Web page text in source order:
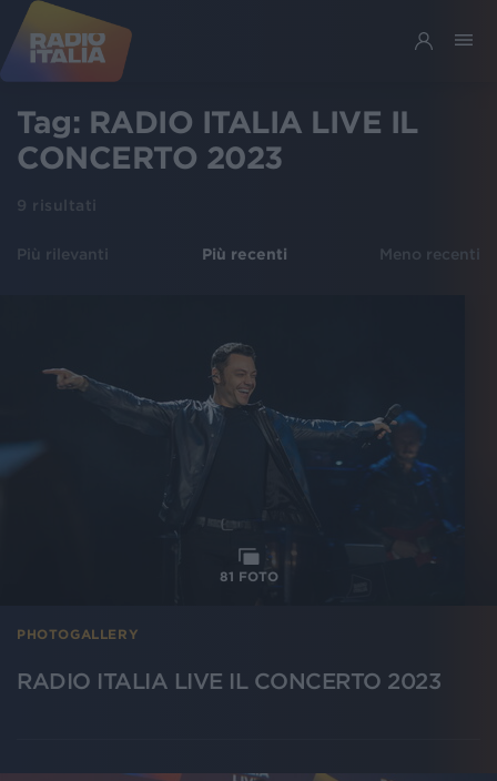
Tag: RADIO ITALIA LIVE IL
CONCERTO 2023
9 risultati
Più rilevanti Più recenti Meno recenti
PHOTOGALLERY
RADIO ITALIA LIVE IL CONCERTO 2023
81 FOTO